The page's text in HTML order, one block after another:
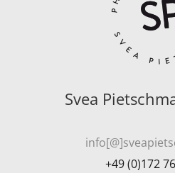
Svea
+49 (0)172